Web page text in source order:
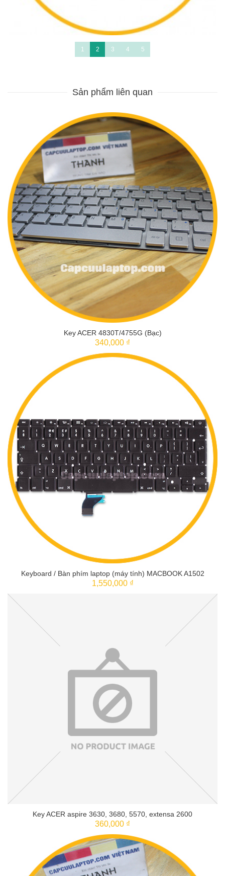
1 2 3 4 5
Sản phẩm liên quan
Key ACER 4830T/4755G (Bạc)
340,000 ₫
Keyboard / Bàn phím laptop (máy tính) MACBOOK A1502
1,550,000 ₫
THÊM VÀO GIỎ
Key ACER aspire 3630, 3680, 5570, extensa 2600
360,000 ₫